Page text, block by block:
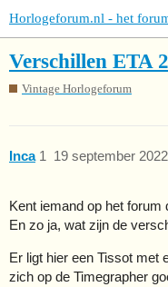
Horlogeforum.nl - het
Verschillen ETA
Vintage Horlogeforum
Inca 19 september
1
Kent iemand op het forum
En zo ja, wat zijn de
Er ligt hier een Tissot met
zich op de Timegrapher